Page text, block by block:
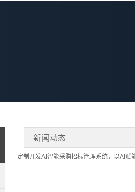
新闻动态
定制开发AI智能采购招标管理系统，以AI赋